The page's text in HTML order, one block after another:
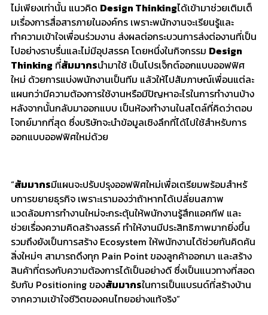
ไม่เพียงเท่านั้น แนวคิด Design Thinkingได้เข้ามาช่วยเติมเต็
มเรื่องการสื่อสารภายในองค์กร เพราะพนักงานจะเรียนรู้และ
ทำความเข้าใจเพื่อนร่วมงาน ส่งผลต่อกระบวนการส่งต่องานที่เป็น
ไปอย่างราบรื่นและไม่มีอุปสรรค โดยหนึ่งในกิจกรรม Design
Thinking ที่สัมมากรนำมาใช้ เป็นโปรเจ็กต์ออกแบบออฟฟิศ
ใหม่ ด้วยการแบ่งพนักงานเป็นทีม แล้วให้ไปสัมภาษณ์เพื่อนแต่ละ
แผนกว่ามีความต้องการใช้งานหรือมีปัญหาอะไรในการทำงานบ้าง
หลังจากนั้นกลับมาออกแบบ เป็นห้องทำงานในสไตล์ที่คิดว่าตอบ
โจทย์มากที่สุด ซึ่งบริษัทจะนำข้อมูลเชิงลึกที่ได้ไปใช้สำหรับการ
ออกแบบออฟฟิศใหม่ด้วย
“สัมมากรมีแผนจะปรับปรุงออฟฟิศใหม่เพื่อเตรียมพร้อมสำหรั
บการขยายธุรกิจ เพราะเรามองว่าถ้าหากได้เปลี่ยนสภาพ
แวดล้อมการทำงานใหม่จะกระตุ้นให้พนักงานรู้สึกแอคทีฟ และ
ช่วยเรื่องความคิดสร้างสรรค์ ทำให้งานมีประสิทธิภาพมากยิ่งขึ้น
รวมถึงยังเป็นการสร้าง Ecosystem ให้พนักงานได้ช่วยกันคิดค้น
สิ่งใหม่ๆ สามารถดึงทุก Pain Pointของลูกค้าออกมา และสร้าง
สินค้าที่ตรงกับความต้องการได้เป็นอย่างดี ซึ่งเป็นแนวทางที่สอด
รับกับ Positioningของสัมมากรในการเป็นแบรนด์ที่สร้างบ้าน
จากความเข้าใจชีวิตของคนไทยอย่างแท้จริง”